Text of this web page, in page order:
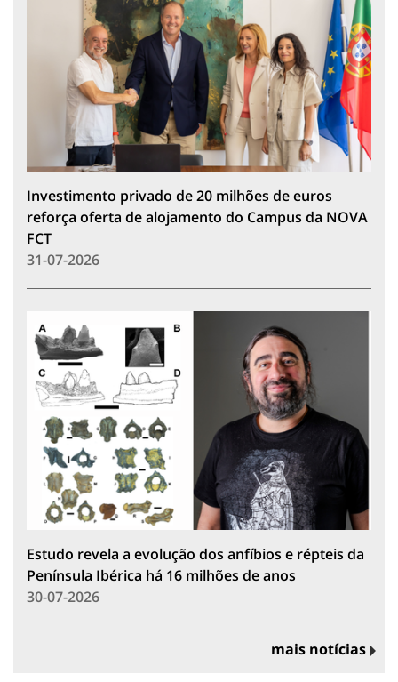
Investimento privado de 20 milhões de euros
reforça oferta de alojamento do Campus da NOVA
FCT
31-07-2026
Estudo revela a evolução dos anfíbios e répteis da
Península Ibérica há 16 milhões de anos
30-07-2026
mais notícias